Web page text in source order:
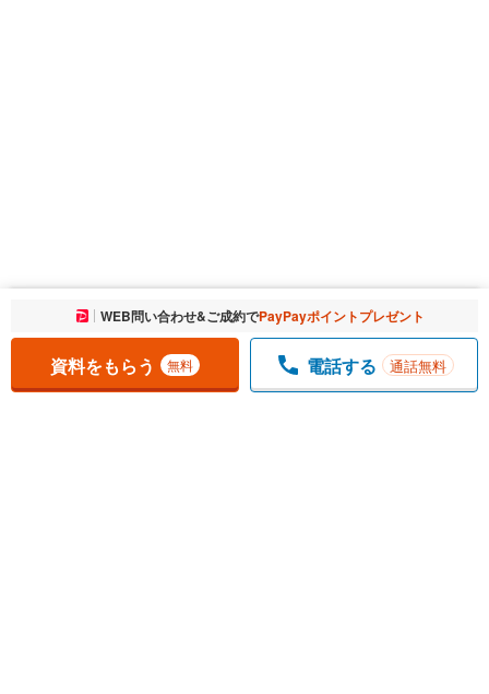
お気に入りに追加しました。 一覧を開く
WEB問い合わせ&ご成約でPayPayポイントプレゼント
資料をもらう 無料 電話する 通話無料